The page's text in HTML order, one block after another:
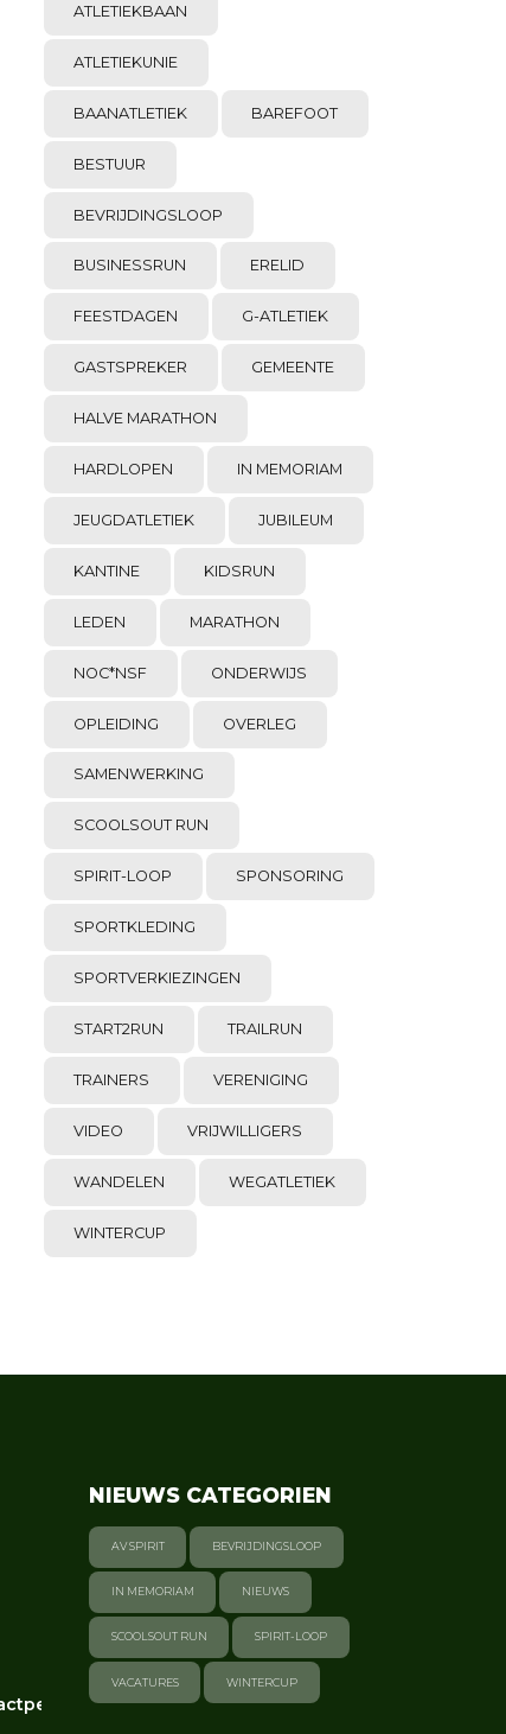
ATLETIEKBAAN
ATLETIEKUNIE
BAANATLETIEK BAREFOOT
BESTUUR
BEVRIJDINGSLOOP
BUSINESSRUN ERELID
FEESTDAGEN G-ATLETIEK
GASTSPREKER GEMEENTE
HALVE MARATHON
HARDLOPEN IN MEMORIAM
JEUGDATLETIEK JUBILEUM
KANTINE KIDSRUN
LEDEN MARATHON
NOC*NSF ONDERWIJS
OPLEIDING OVERLEG
SAMENWERKING
SCOOLSOUT RUN
SPIRIT-LOOP SPONSORING
SPORTKLEDING
SPORTVERKIEZINGEN
START2RUN TRAILRUN
TRAINERS VERENIGING
VIDEO VRIJWILLIGERS
WANDELEN WEGATLETIEK
WINTERCUP
NIEUWS CATEGORIEN
AV SPIRIT BEVRIJDINGSLOOP
IN MEMORIAM NIEUWS
SCOOLSOUT RUN SPIRIT-LOOP
VACATURES WINTERCUP